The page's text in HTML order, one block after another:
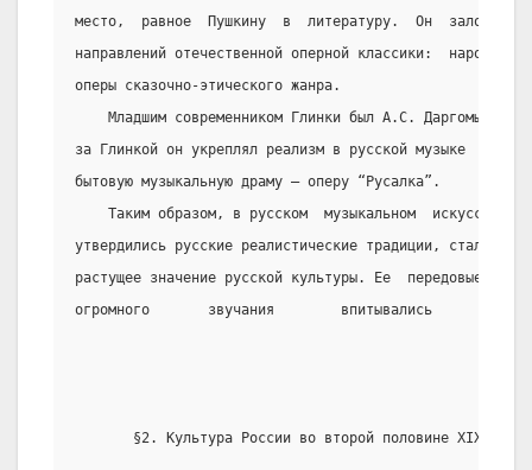
место,  равное  Пушкину  в  литературу.  Он  заложил
направлений отечественной оперной классики:
оперы сказочно-этического жанра.
Младшим современником Глинки был А.С. Даргомыжский
за Глинкой он укреплял реализм в русской музыке  и
бытовую музыкальную драму – оперу “Русалка”.
Таким образом, в русском  музыкальном  искусстве
утвердились русские реалистические традиции, стало
растущее значение русской культуры. Ее  передовые  и
огромного       звучания        впитывались
§2. Культура России во второй половине XIXв.